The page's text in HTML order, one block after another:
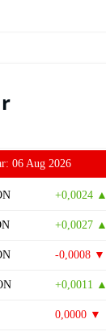
06 Aug 2026
+0,0024 ▲
+0,0027 ▲
-0,0008 ▼
+0,0011 ▲
0,0000 ▼